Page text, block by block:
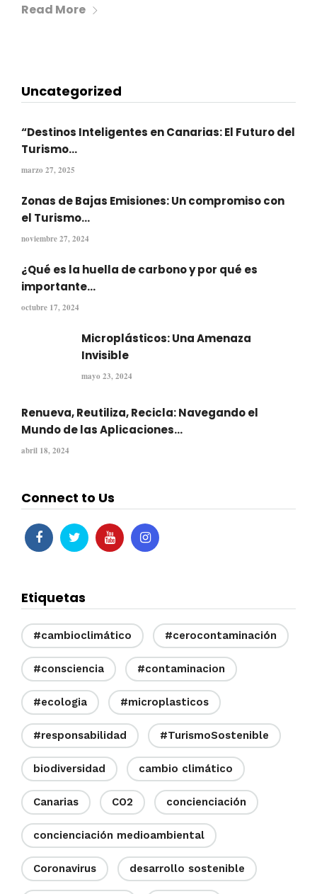
Read More
Uncategorized
“Destinos Inteligentes en Canarias: El Futuro del
Turismo...
marzo 27, 2025
Zonas de Bajas Emisiones: Un compromiso con
el Turismo...
noviembre 27, 2024
¿Qué es la huella de carbono y por qué es
importante...
octubre 17, 2024
Microplásticos: Una Amenaza
Invisible
mayo 23, 2024
Renueva, Reutiliza, Recicla: Navegando el
Mundo de las Aplicaciones...
abril 18, 2024
Connect to Us
Etiquetas
#cambioclimático #cerocontaminación
#consciencia #contaminacion
#ecologia #microplasticos
#responsabilidad #TurismoSostenible
biodiversidad cambio climático
Canarias CO2 concienciación
concienciación medioambiental
Coronavirus desarrollo sostenible